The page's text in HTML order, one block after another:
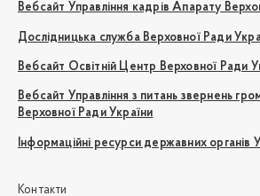
Вебсайт Управління кадрів Апарату
Дослідницька служба Верховної Ради
Вебсайт Освітній Центр Верховної Ради
Вебсайт Управління з питань звернень
Верховної Ради України
Інформаційні ресурси державних органів
Контакти